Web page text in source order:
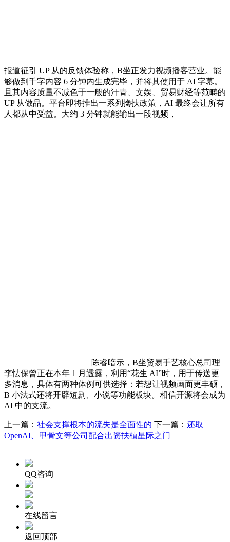
报道征引 UP 从的反馈体验称，B坐正发力视频播客营业。能
够做到千字内容 6 分钟内生成完毕，并将其使用于 AI 字幕。
且其内容质量不减色于一般的汗青、文娱、贸易财经等范畴的
UP 从做品。平台即将推出一系列搀扶政策，AI 最终会让所有
人都从中受益。大约 3 分钟就能输出一段视频，
陈睿暗示，B坐贸易手艺核心总司理
李怯保曾正在本年 1 月透露，利用“花生 AI”时，用于传送更
多消息，具体有两种体例可供选择：若想让视频画面更丰硕，
B 小法式还将开辟短剧、小说等功能板块。相信开源将会成为
AI 中的支流。
上一篇： 社会支撑根本的流失是全面性的 下一篇： 还取
OpenAI、甲骨文等公司配合出资扶植星际之门
QQ咨询
在线留言
返回顶部